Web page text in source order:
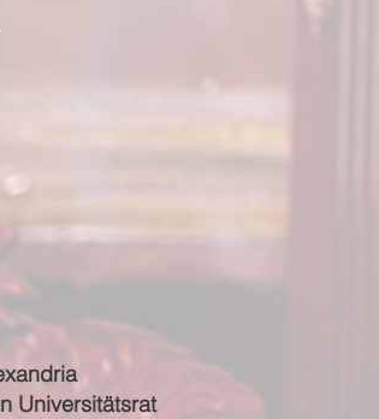
Universitätsrat